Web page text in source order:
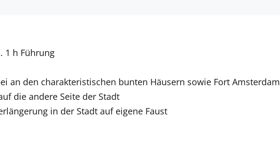
1 h Führung
an den charakteristischen bunten Häusern sowie Fort Amsterdam
die andere Seite der Stadt
in der Stadt auf eigene Faust